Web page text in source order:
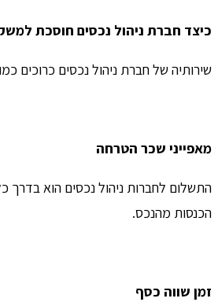
כיצד חברת ניהול נכסים חוסכת
שירותיה של חברת ניהול נכסים כרוכים
מאפייני שכר הטרחה
התשלום לחברות ניהול נכסים הוא
הכנסות מהנכס.
זמן שווה כסף